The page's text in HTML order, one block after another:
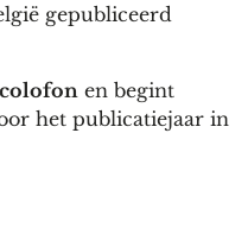
gepubliceerd
en begint
het publicatiejaar in